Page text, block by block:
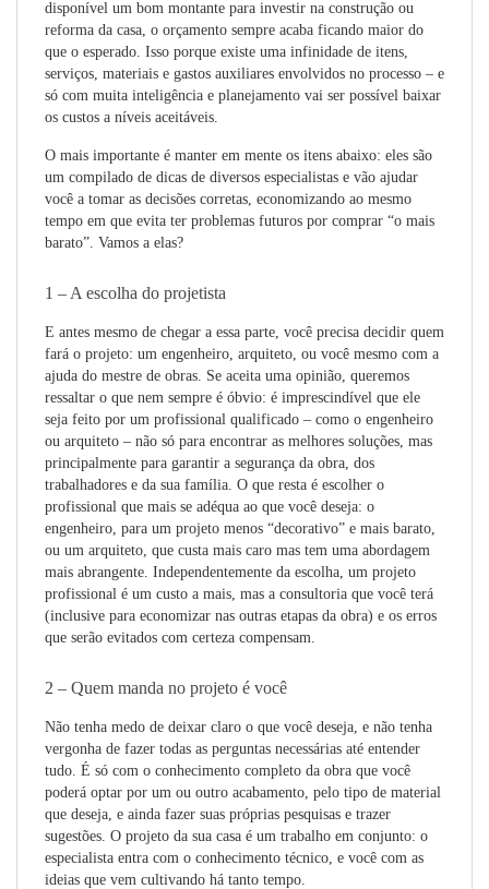
disponível um bom montante para investir na construção ou
reforma da casa, o orçamento sempre acaba ficando maior do
que o esperado. Isso porque existe uma infinidade de itens,
serviços, materiais e gastos auxiliares envolvidos no processo – e
só com muita inteligência e planejamento vai ser possível baixar
os custos a níveis aceitáveis.
O mais importante é manter em mente os itens abaixo: eles são
um compilado de dicas de diversos especialistas e vão ajudar
você a tomar as decisões corretas, economizando ao mesmo
tempo em que evita ter problemas futuros por comprar “o mais
barato”. Vamos a elas?
1 – A escolha do projetista
E antes mesmo de chegar a essa parte, você precisa decidir quem
fará o projeto: um engenheiro, arquiteto, ou você mesmo com a
ajuda do mestre de obras. Se aceita uma opinião, queremos
ressaltar o que nem sempre é óbvio: é imprescindível que ele
seja feito por um profissional qualificado – como o engenheiro
ou arquiteto – não só para encontrar as melhores soluções, mas
principalmente para garantir a segurança da obra, dos
trabalhadores e da sua família. O que resta é escolher o
profissional que mais se adéqua ao que você deseja: o
engenheiro, para um projeto menos “decorativo” e mais barato,
ou um arquiteto, que custa mais caro mas tem uma abordagem
mais abrangente. Independentemente da escolha, um projeto
profissional é um custo a mais, mas a consultoria que você terá
(inclusive para economizar nas outras etapas da obra) e os erros
que serão evitados com certeza compensam.
2 – Quem manda no projeto é você
Não tenha medo de deixar claro o que você deseja, e não tenha
vergonha de fazer todas as perguntas necessárias até entender
tudo. É só com o conhecimento completo da obra que você
poderá optar por um ou outro acabamento, pelo tipo de material
que deseja, e ainda fazer suas próprias pesquisas e trazer
sugestões. O projeto da sua casa é um trabalho em conjunto: o
especialista entra com o conhecimento técnico, e você com as
ideias que vem cultivando há tanto tempo.